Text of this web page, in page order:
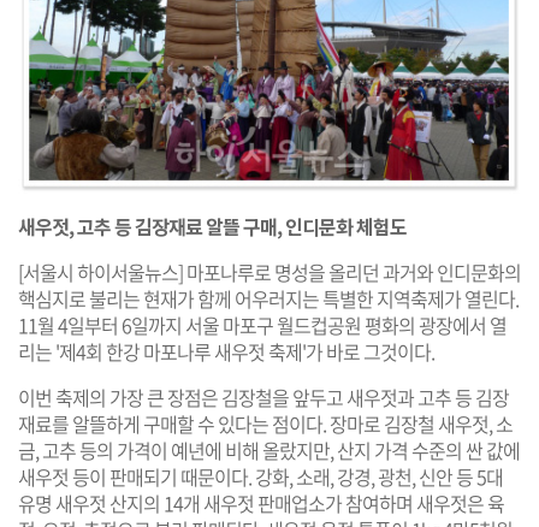
기 기
새우젓, 고추 등 김장재료 알뜰 구매, 인디문화 체험도
[서울시 하이서울뉴스] 마포나루로 명성을 올리던 과거와 인디문화의
핵심지로 불리는 현재가 함께 어우러지는 특별한 지역축제가 열린다.
11월 4일부터 6일까지 서울 마포구 월드컵공원 평화의 광장에서 열
리는 '제4회 한강 마포나루 새우젓 축제'가 바로 그것이다.
이번 축제의 가장 큰 장점은 김장철을 앞두고 새우젓과 고추 등 김장
재료를 알뜰하게 구매할 수 있다는 점이다. 장마로 김장철 새우젓, 소
금, 고추 등의 가격이 예년에 비해 올랐지만, 산지 가격 수준의 싼 값에
새우젓 등이 판매되기 때문이다. 강화, 소래, 강경, 광천, 신안 등 5대
유명 새우젓 산지의 14개 새우젓 판매업소가 참여하며 새우젓은 육